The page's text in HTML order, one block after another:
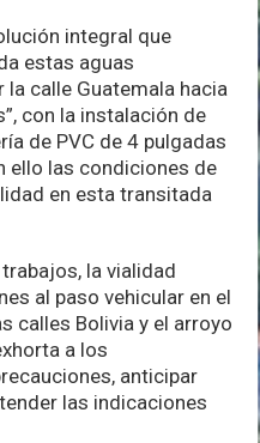
integral que
estas aguas
calle Guatemala hacia
con la instalación de
de PVC de 4 pulgadas
ello las condiciones de
en esta transitada
la vialidad
al paso vehicular en el
calles Bolivia y el arroyo
a los
anticipar
las indicaciones